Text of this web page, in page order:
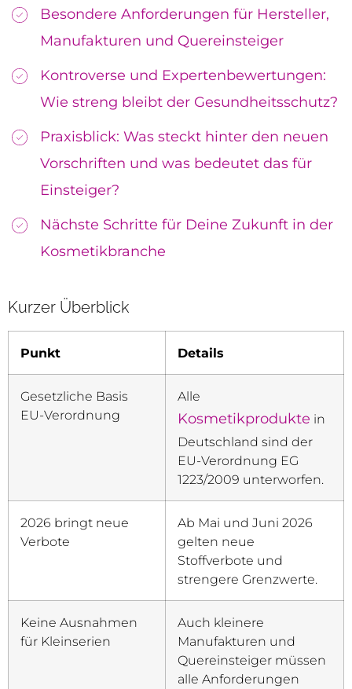
Besondere Anforderungen für Hersteller,
Manufakturen und Quereinsteiger
Kontroverse und Expertenbewertungen:
Wie streng bleibt der Gesundheitsschutz?
Praxisblick: Was steckt hinter den neuen
Vorschriften und was bedeutet das für
Einsteiger?
Nächste Schritte für Deine Zukunft in der
Kosmetikbranche
Kurzer Überblick
Punkt Details
Gesetzliche Basis
EU-Verordnung
Alle
Kosmetikprodukte in
Deutschland sind der
EU-Verordnung EG
1223/2009 unterworfen.
2026 bringt neue
Verbote
Ab Mai und Juni 2026
gelten neue
Stoffverbote und
strengere Grenzwerte.
Keine Ausnahmen
für Kleinserien
Auch kleinere
Manufakturen und
Quereinsteiger müssen
alle Anforderungen